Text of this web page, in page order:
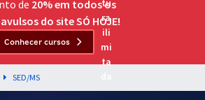
para as principais
Brasil
de 20% em todos os
do site SÓ HOJE!
Conhecer cursos
SED/MS